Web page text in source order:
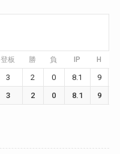
登板 勝 負 IP H
3 2 0 8.1 9
3 2 0 8.1 9